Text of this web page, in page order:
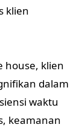
klien
house, klien
dalam
waktu
keamanan